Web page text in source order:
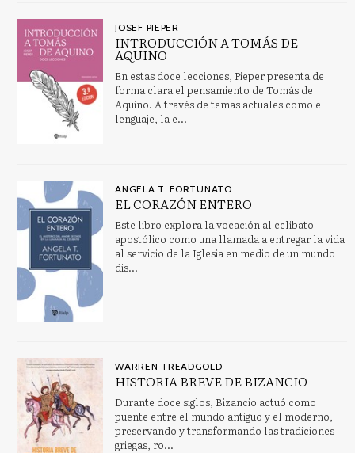
JOSEF PIEPER
INTRODUCCIÓN A TOMÁS DE
AQUINO
En estas doce lecciones, Pieper presenta de
forma clara el pensamiento de Tomás de
Aquino. A través de temas actuales como el
lenguaje, la e...
ANGELA T. FORTUNATO
EL CORAZÓN ENTERO
Este libro explora la vocación al celibato
apostólico como una llamada a entregar la vida
al servicio de la Iglesia en medio de un mundo
dis...
WARREN TREADGOLD
HISTORIA BREVE DE BIZANCIO
Durante doce siglos, Bizancio actuó como
puente entre el mundo antiguo y el moderno,
preservando y transformando las tradiciones
griegas, ro...